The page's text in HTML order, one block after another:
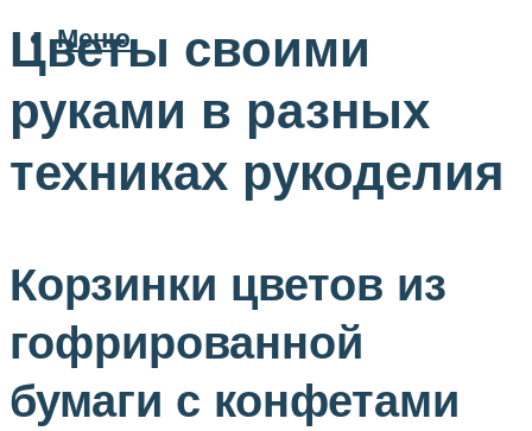
Меню
Цветы своими
руками в разных
техниках рукоделия
Корзинки цветов из
гофрированной
бумаги с конфетами